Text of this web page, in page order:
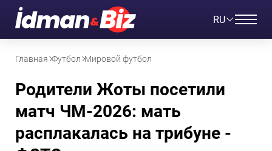
RU
Главная Футбол Мировой футбол
Родители Жоты посетили
матч ЧМ-2026: мать
расплакалась на трибуне -